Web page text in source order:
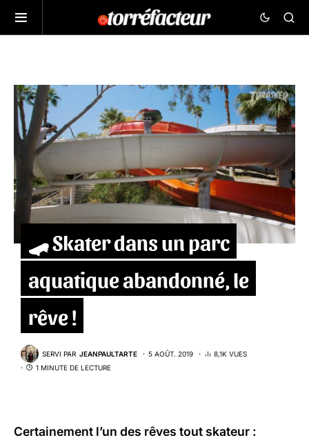
🛹 Skater dans un parc
aquatique abandonné, le
rêve !
SERVI PAR JEANPAULTARTE 5 AOÛT. 2019
8,1K VUES
1 MINUTE DE LECTURE
Certainement l’un des rêves tout skateur :